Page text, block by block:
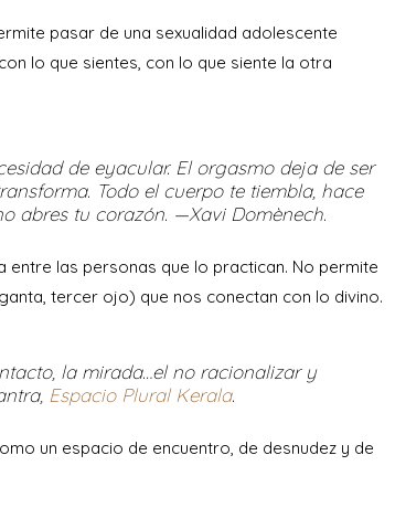
pasar de una sexualidad adolescente
lo que sientes, con lo que siente la otra
de eyacular. El orgasmo deja de ser
Todo el cuerpo te tiembla, hace
abres tu corazón. —Xavi Domènech.
entre las personas que lo practican. No permite
tercer ojo) que nos conectan con lo divino.
la mirada…el no racionalizar y
Espacio Plural Kerala.
un espacio de encuentro, de desnudez y de